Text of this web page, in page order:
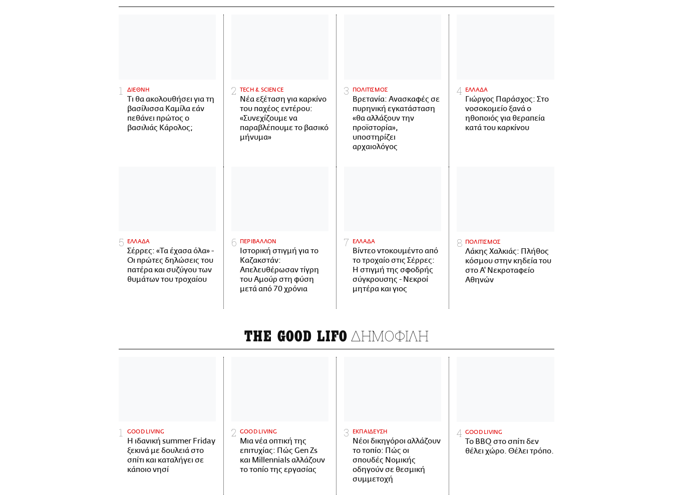
ΔΙΕΘΝΗ
Τι θα ακολουθήσει για τη
βασίλισσα Καμίλα εάν
πεθάνει πρώτος ο
βασιλιάς Κάρολος;
ΤECH & SCIENCE
Νέα εξέταση για καρκίνο
του παχέος εντέρου:
«Συνεχίζουμε να
παραβλέπουμε το βασικό
μήνυμα»
ΠΟΛΙΤΙΣΜΟΣ
Βρετανία: Ανασκαφές σε
πυρηνική εγκατάσταση
«θα αλλάξουν την
προϊστορία»,
υποστηρίζει
αρχαιολόγος
ΕΛΛΑΔΑ
Γιώργος Παράσχος: Στο
νοσοκομείο ξανά ο
ηθοποιός για θεραπεία
κατά του καρκίνου
ΕΛΛΑΔΑ
Σέρρες: «Τα έχασα όλα» -
Οι πρώτες δηλώσεις του
πατέρα και συζύγου των
θυμάτων του τροχαίου
ΠΕΡΙΒΑΛΛΟΝ
Ιστορική στιγμή για το
Καζακστάν:
Απελευθέρωσαν τίγρη
του Αμούρ στη φύση
μετά από 70 χρόνια
ΕΛΛΑΔΑ
Βίντεο ντοκουμέντο από
το τροχαίο στις Σέρρες:
Η στιγμή της σφοδρής
σύγκρουσης - Νεκροί
μητέρα και γιος
ΠΟΛΙΤΙΣΜΟΣ
Λάκης Χαλκιάς: Πλήθος
κόσμου στην κηδεία του
στο Α' Νεκροταφείο
Αθηνών
THE GOOD LIFO ΔΗΜΟΦΙΛΗ
GOOD LIVING
Η ιδανική summer Friday
ξεκινά με δουλειά στο
σπίτι και καταλήγει σε
κάποιο νησί
GOOD LIVING
Μια νέα οπτική της
επιτυχίας: Πώς Gen Zs
και Millennials αλλάζουν
το τοπίο της εργασίας
ΕΚΠΑΙΔΕΥΣΗ
Νέοι δικηγόροι αλλάζουν
το τοπίο: Πώς οι
σπουδές Νομικής
οδηγούν σε θεσμική
συμμετοχή
GOOD LIVING
Το BBQ στο σπίτι δεν
θέλει χώρο. Θέλει τρόπο.